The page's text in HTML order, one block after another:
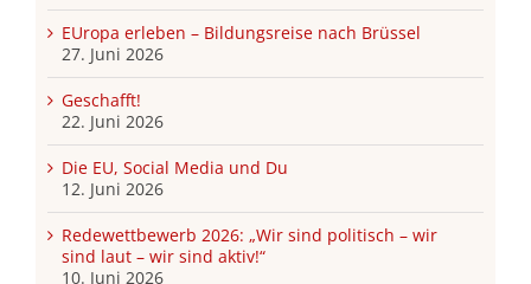
EUropa erleben – Bildungsreise nach Brüssel
27. Juni 2026
Geschafft!
22. Juni 2026
Die EU, Social Media und Du
12. Juni 2026
Redewettbewerb 2026: „Wir sind politisch – wir
sind laut – wir sind aktiv!“
10. Juni 2026